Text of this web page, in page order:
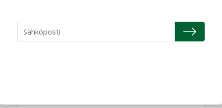
Puheista tekoihin – uusin teknologia